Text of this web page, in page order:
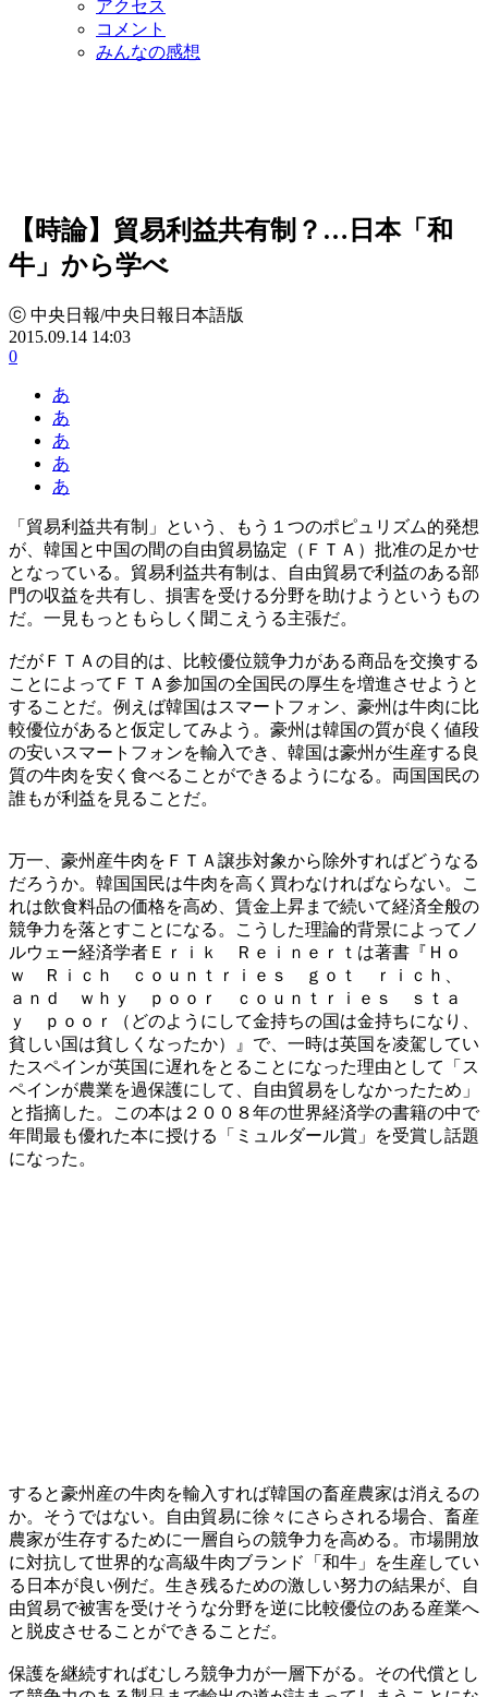
アクセス
コメント
みんなの感想
【時論】貿易利益共有制？…日本「和
牛」から学べ
ⓒ 中央日報/中央日報日本語版
2015.09.14 14:03
0
あ
あ
あ
あ
あ
「貿易利益共有制」という、もう１つのポピュリズム的発想
が、韓国と中国の間の自由貿易協定（ＦＴＡ）批准の足かせ
となっている。貿易利益共有制は、自由貿易で利益のある部
門の収益を共有し、損害を受ける分野を助けようというもの
だ。一見もっともらしく聞こえうる主張だ。
だがＦＴＡの目的は、比較優位競争力がある商品を交換する
ことによってＦＴＡ参加国の全国民の厚生を増進させようと
することだ。例えば韓国はスマートフォン、豪州は牛肉に比
較優位があると仮定してみよう。豪州は韓国の質が良く値段
の安いスマートフォンを輸入でき、韓国は豪州が生産する良
質の牛肉を安く食べることができるようになる。両国国民の
誰もが利益を見ることだ。
万一、豪州産牛肉をＦＴＡ譲歩対象から除外すればどうなる
だろうか。韓国国民は牛肉を高く買わなければならない。こ
れは飲食料品の価格を高め、賃金上昇まで続いて経済全般の
競争力を落とすことになる。こうした理論的背景によってノ
ルウェー経済学者Ｅｒｉｋ Ｒｅｉｎｅｒｔは著書『Ｈｏ
ｗ Ｒｉｃｈ ｃｏｕｎｔｒｉｅｓ ｇｏｔ ｒｉｃｈ、
ａｎｄ ｗｈｙ ｐｏｏｒ ｃｏｕｎｔｒｉｅｓ ｓｔａ
ｙ ｐｏｏｒ（どのようにして金持ちの国は金持ちになり、
貧しい国は貧しくなったか）』で、一時は英国を凌駕してい
たスペインが英国に遅れをとることになった理由として「ス
ペインが農業を過保護にして、自由貿易をしなかったため」
と指摘した。この本は２００８年の世界経済学の書籍の中で
年間最も優れた本に授ける「ミュルダール賞」を受賞し話題
になった。
すると豪州産の牛肉を輸入すれば韓国の畜産農家は消えるの
か。そうではない。自由貿易に徐々にさらされる場合、畜産
農家が生存するために一層自らの競争力を高める。市場開放
に対抗して世界的な高級牛肉ブランド「和牛」を生産してい
る日本が良い例だ。生き残るための激しい努力の結果が、自
由貿易で被害を受けそうな分野を逆に比較優位のある産業へ
と脱皮させることができることだ。
保護を継続すればむしろ競争力が一層下がる。その代償とし